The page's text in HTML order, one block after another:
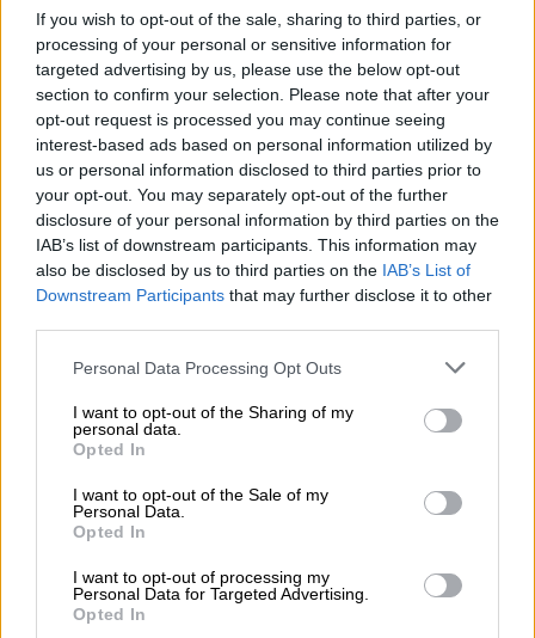
If you wish to opt-out of the sale, sharing to third parties, or
processing of your personal or sensitive information for
targeted advertising by us, please use the below opt-out
section to confirm your selection. Please note that after your
opt-out request is processed you may continue seeing
interest-based ads based on personal information utilized by
us or personal information disclosed to third parties prior to
your opt-out. You may separately opt-out of the further
disclosure of your personal information by third parties on the
IAB’s list of downstream participants. This information may
also be disclosed by us to third parties on the IAB’s List of
Downstream Participants that may further disclose it to other
Please note that this website/app uses one or more Google
not limited to your visit or usage behaviour. You may click to
grant or deny consent to Google and its third-party tags to
use your data for below specified purposes in below Google
consent section.
Personal Data Processing Opt Outs
I want to opt-out of the Sharing of my
personal data.
Opted In
I want to opt-out of the Sale of my
Personal Data.
Opted In
I want to opt-out of processing my
Personal Data for Targeted Advertising.
Opted In
«Καθυστερούν οι εγκρίσεις και δεν
έρχονται τα χρήματα»
Ειδικότερα και σύμφωνα με τον κ. Τσανάκα,
η πλειοψηφία των κατοίκων του Δαμασίου
έχει καταθέσει πλήρη φάκελοστην αρμόδια
υπηρεσία, ωστόσο,καθυστερούν
χαρακτηριστικά οι εγκρίσεις, με αποτέλεσμα
να μην κατατίθενται στους λογαριασμούς
των κατοίκων οι αποζημιώσεις για την
ανοικοδόμηση ή την επισκευή των σπιτιών,
τα οποία δικαιούμαστε οι κάτοικοι, δεν
μπορούμε να κάνουμε τίποτα. Ποιος
μηχανικός θα ξεκινήσει κάποιο έργο, αν δεν
έχει χρήματα ο λογαριασμός του πελάτη του;
Οι περισσότεροι κάτοικοι έχουν καταθέσει
το φάκελο στην αρμόδια υπηρεσία, την